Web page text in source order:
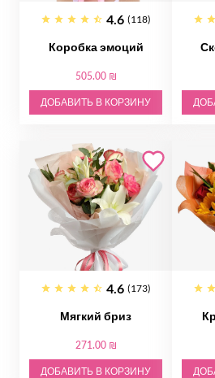
4.6 (118)
Коробка эмоций
505.00 ₪
ДОБАВИТЬ В КОРЗИНУ
4.6 (173)
Мягкий бриз
271.00 ₪
ДОБАВИТЬ В КОРЗИНУ